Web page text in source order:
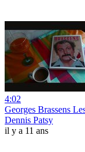
4:02
Georges Brassens
Dennis Patsy
il y a 11 ans